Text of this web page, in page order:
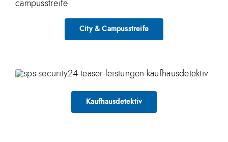
City & Campusstreife
Kaufhausdetektiv